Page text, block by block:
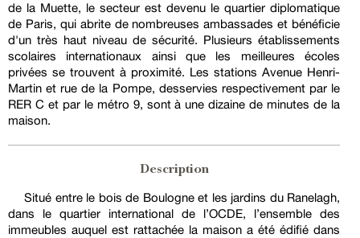
de la Muette, le secteur est devenu le quartier diplomatique
de Paris, qui abrite de nombreuses ambassades et bénéficie
d'un très haut niveau de sécurité. Plusieurs établissements
scolaires internationaux ainsi que les meilleures écoles
privées se trouvent à proximité. Les stations Avenue Henri-
Martin et rue de la Pompe, desservies respectivement par le
RER C et par le métro 9, sont à une dizaine de minutes de la
maison.
Description
Situé entre le bois de Boulogne et les jardins du Ranelagh,
dans le quartier international de l’OCDE, l’ensemble des
immeubles auquel est rattachée la maison a été édifié dans